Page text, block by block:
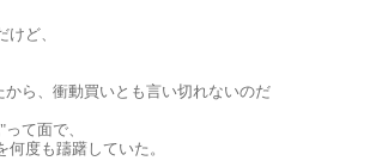
ど、
ら、衝動買いとも言い切れないのだ
て面で、
度も躊躇していた。